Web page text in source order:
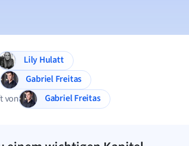
Lily Hulatt
Gabriel Freitas
von
Gabriel Freitas